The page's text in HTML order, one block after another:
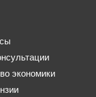
экономики